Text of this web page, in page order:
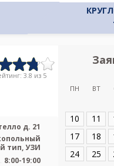
3.8 из 5
д. 21
тип, УЗИ
8:00-19:00
ПН ВТ
10
11
17
18
24
25